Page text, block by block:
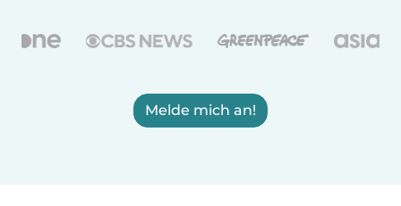
Melde mich an!